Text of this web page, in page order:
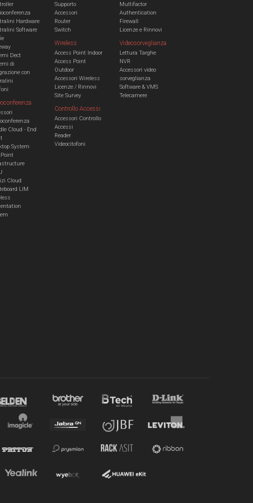
Hardware
Software
Dect
di
con
Cloud - End
System
Cloud
LIM
Supporto
Accessori
Router
Switch
Wireless
Access Point Indoor
Access Point
Outdoor
Accessori Wireless
Licenze / Rinnovi
Site Survey
Multifactor
Authentication
Firewall
Licenze e Rinnovi
Videosorveglianza
Lettura Targhe
NVR
Accessori video
sorveglianza
Software & VMS
Telecamere
Controllo Accessi
Accessori Controllo
Accessi
Reader
Videocitofoni